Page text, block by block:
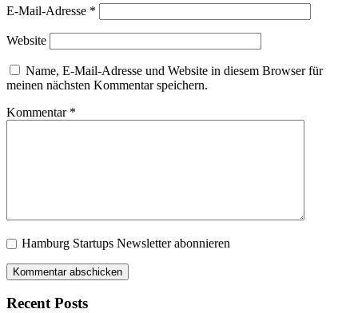
E-Mail-Adresse *
Website
Name, E-Mail-Adresse und Website in diesem Browser für
meinen nächsten Kommentar speichern.
Kommentar *
Hamburg Startups Newsletter abonnieren
Recent Posts